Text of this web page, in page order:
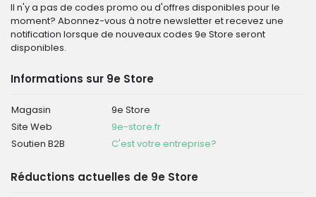
Il n'y a pas de codes promo ou d'offres disponibles pour le
moment? Abonnez-vous à notre newsletter et recevez une
notification lorsque de nouveaux codes 9e Store seront
disponibles.
Informations sur 9e Store
Magasin
9e Store
Site Web
9e-store.fr
Soutien B2B
C'est votre entreprise?
Réductions actuelles de 9e Store